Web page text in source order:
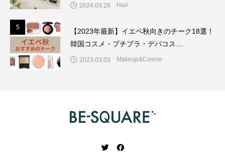
2024.03.26 Hair
5
【2023年最新】イエベ秋向きのチーク18選！
韓国コスメ・プチプラ・デパコス…
2023.03.03 Makeup&Cosme